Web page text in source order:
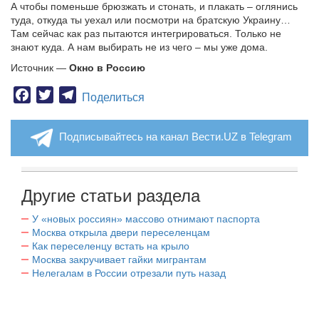
А чтобы поменьше брюзжать и стонать, и плакать – оглянись
туда, откуда ты уехал или посмотри на братскую Украину…
Там сейчас как раз пытаются интегрироваться. Только не
знают куда. А нам выбирать не из чего – мы уже дома.
Источник — Окно в Россию
Facebook
TwitterTelegram
Поделиться
Подписывайтесь на канал Вести.UZ в Telegram
Другие статьи раздела
У «новых россиян» массово отнимают паспорта
Москва открыла двери переселенцам
Как переселенцу встать на крыло
Москва закручивает гайки мигрантам
Нелегалам в России отрезали путь назад